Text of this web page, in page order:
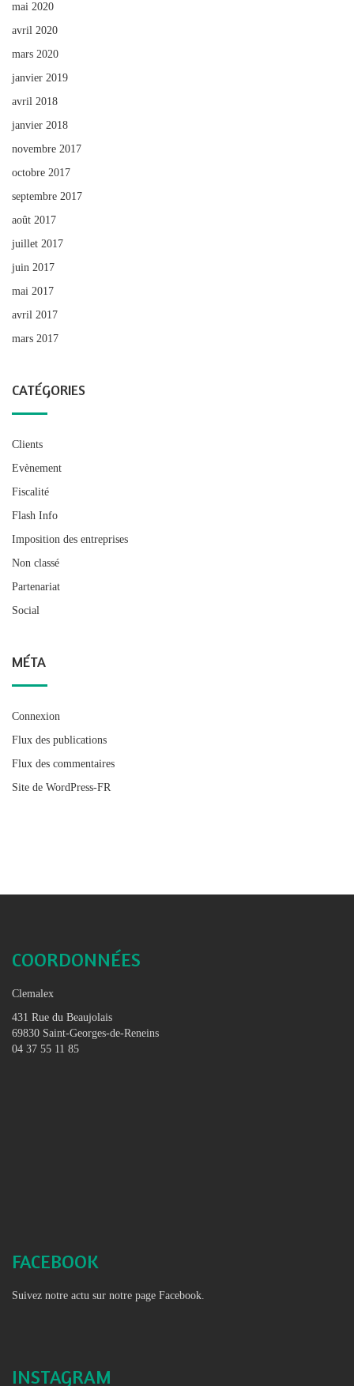
mai 2020
avril 2020
mars 2020
janvier 2019
avril 2018
janvier 2018
novembre 2017
octobre 2017
septembre 2017
août 2017
juillet 2017
juin 2017
mai 2017
avril 2017
mars 2017
CATÉGORIES
Clients
Evènement
Fiscalité
Flash Info
Imposition des entreprises
Non classé
Partenariat
Social
MÉTA
Connexion
Flux des publications
Flux des commentaires
Site de WordPress-FR
COORDONNÉES
Clemalex
431 Rue du Beaujolais
69830 Saint-Georges-de-Reneins
04 37 55 11 85
FACEBOOK
Suivez notre actu sur notre page Facebook.
INSTAGRAM